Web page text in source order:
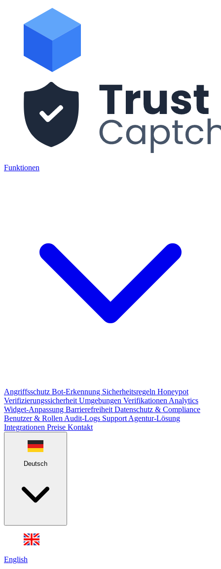
Funktionen
Angriffsschutz Bot-Erkennung Sicherheitsregeln Honeypot
Verifizierungssicherheit Umgebungen Verifikationen Analytics
Widget-Anpassung Barrierefreiheit Datenschutz & Compliance
Benutzer & Rollen Audit-Logs Support Agentur-Lösung
Integrationen Preise Kontakt
Deutsch
English